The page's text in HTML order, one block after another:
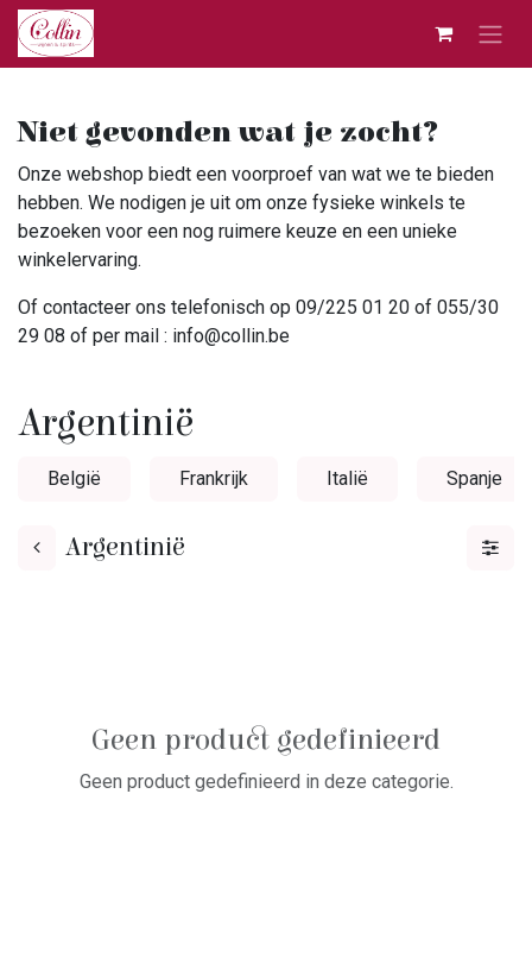
Overslaan naar inhoud
Niet gevonden wat je zocht?
Onze webshop biedt een voorproef van wat we te bieden
hebben. We nodigen je uit om onze fysieke winkels te
bezoeken voor een nog ruimere keuze en een unieke
winkelervaring.
Of contacteer ons telefonisch op 09/225 01 20 of 055/30
29 08 of per mail : info@collin.be
Argentinië
België Frankrijk Italië Spanje
Argentinië
Geen product gedefinieerd
Geen product gedefinieerd in deze categorie.